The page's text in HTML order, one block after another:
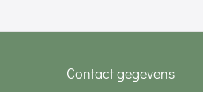
Contact gegevens